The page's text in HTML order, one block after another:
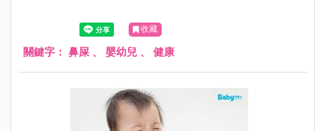
收藏
關鍵字： 鼻屎 、 嬰幼兒 、 健康